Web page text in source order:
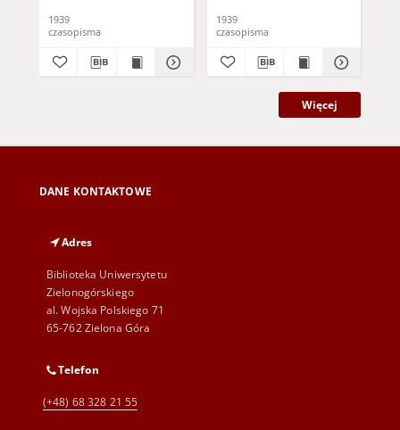
1939
czasopisma
1939
czasopisma
Więcej
DANE KONTAKTOWE
Adres
Biblioteka Uniwersytetu
Zielonogórskiego
al. Wojska Polskiego 71
65-762 Zielona Góra
Telefon
(+48) 68 328 21 55